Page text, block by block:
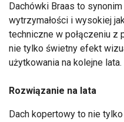
Dachówki Braas to
wytrzymałości i wysokiej
techniczne w połączeniu z
nie tylko świetny efekt
użytkowania na kolejne lata.
Rozwiązanie na lata
Dach kopertowy to nie